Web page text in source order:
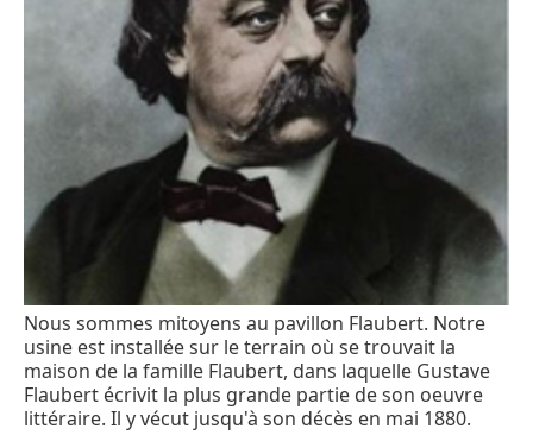
Nous sommes mitoyens au pavillon Flaubert. Notre
usine est installée sur le terrain où se trouvait la
maison de la famille Flaubert, dans laquelle Gustave
Flaubert écrivit la plus grande partie de son oeuvre
littéraire. Il y vécut jusqu'à son décès en mai 1880.